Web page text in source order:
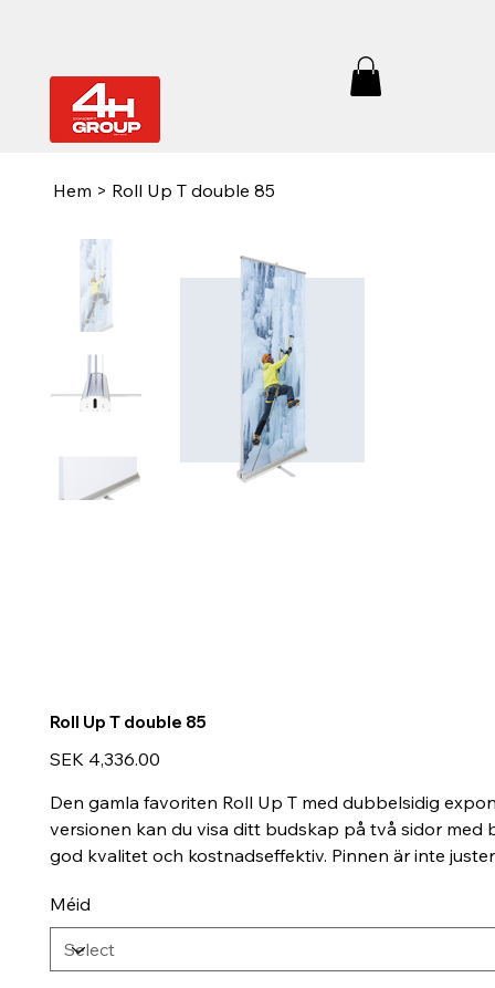
Hem > Roll Up T double 85
Roll Up T double 85
Price
SEK 4,336.00
Den gamla favoriten Roll Up T med dubbelsidig
versionen kan du visa ditt budskap på två sidor
god kvalitet och kostnadseffektiv. Pinnen är inte
Méid